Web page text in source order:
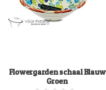
Flowergarden schaal Blauw
Groen